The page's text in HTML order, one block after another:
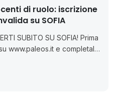
di ruolo: iscrizione
su SOFIA
SUBITO SU SOFIA! Prima
www.paleos.it e completalo.